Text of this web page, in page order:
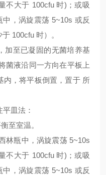
不大于 100cfu 时)；或吸
，涡旋震荡 5~10s 或反
100cfu 时）。
至已凝固的无菌培养基
菌液沿同一方向在平板上
内，将平板倒置，置于 所
皿法：
至室温。
林瓶中，涡旋震荡 5~10s
不大于 100cfu 时)；或吸
，涡旋震荡 5~10s 或反